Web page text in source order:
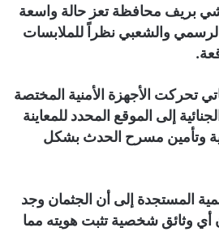
بريف محافظة تعز حالة واسعة
والشعبي نظراً للملابسات
تحركت الأجهزة الأمنية المختصة
إلى الموقع المحدد للمعاينة
وتأمين مسرح الحدث بشكل
المستجدة إلى أن الجثمان وجد
وثائق شخصية تثبت هويته مما